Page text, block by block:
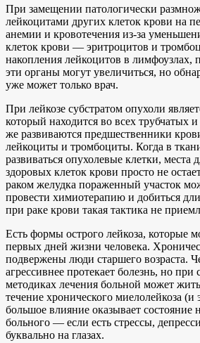
При замещении патологически
лейкоцитами других клеток крови на
анемии и кровотечения из-за
клеток крови — эритроцитов и
накопления лейкоцитов в лимфоузлах,
эти органы могут увеличиться, но
уже может только врач.
При лейкозе субстратом опухоли
который находится во всех трубчатых
же развиваются предшественники
лейкоциты и тромбоциты. Когда в
развиваться опухолевые клетки, места
здоровых клеток крови просто не
раком желудка пораженный участок
провести химиотерапию и добиться
при раке крови такая тактика не
Есть формы острого лейкоза, которые
первых дней жизни человека.
подвержены люди старшего возраста.
агрессивнее протекает болезнь, но
методиках лечения больной может
течение хронического миелолейкоза (и
большое влияние оказывает состояние
больного — если есть стрессы,
буквально на глазах.